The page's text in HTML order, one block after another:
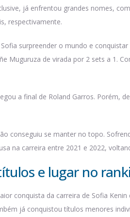
já enfrentou grandes nomes,
respectivamente.
surpreender o mundo e
Muguruza de virada por 2 sets a 1.
a final de Roland Garros. Porém,
conseguiu se manter no topo.
na carreira entre 2021 e 2022,
e lugar no
conquista da carreira de Sofia
já conquistou títulos menores